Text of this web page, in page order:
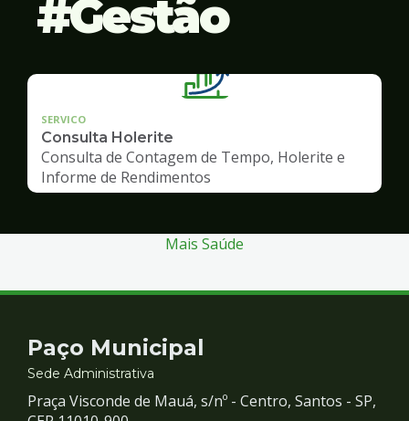
Gestão
SERVICO
Consulta Holerite
Consulta de Contagem de Tempo, Holerite e
Informe de Rendimentos
Mais Saúde
Contato
e
Paço Municipal
Sede Administrativa
Praça Visconde de Mauá, s/nº - Centro, Santos - SP,